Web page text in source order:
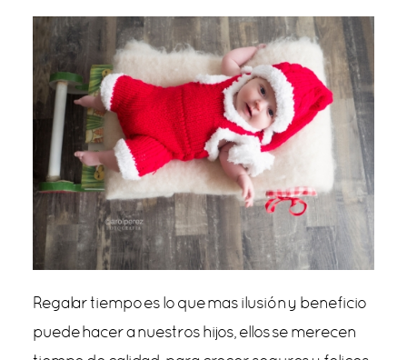
publicar comentario
Regalar tiempo es lo que mas ilusión y beneficio
puede hacer a nuestros hijos, ellos se merecen